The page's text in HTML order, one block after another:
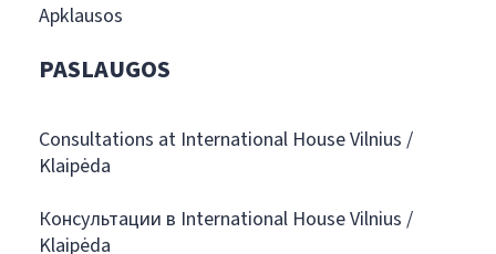
Apklausos
PASLAUGOS
Consultations at International House Vilnius /
Klaipėda
Консультации в International House Vilnius /
Klaipėda